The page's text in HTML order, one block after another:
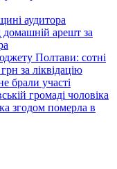
аудитора
арешт за
Полтави: сотні
за ліквідацію
брали участі
громаді чоловіка
згодом померла в